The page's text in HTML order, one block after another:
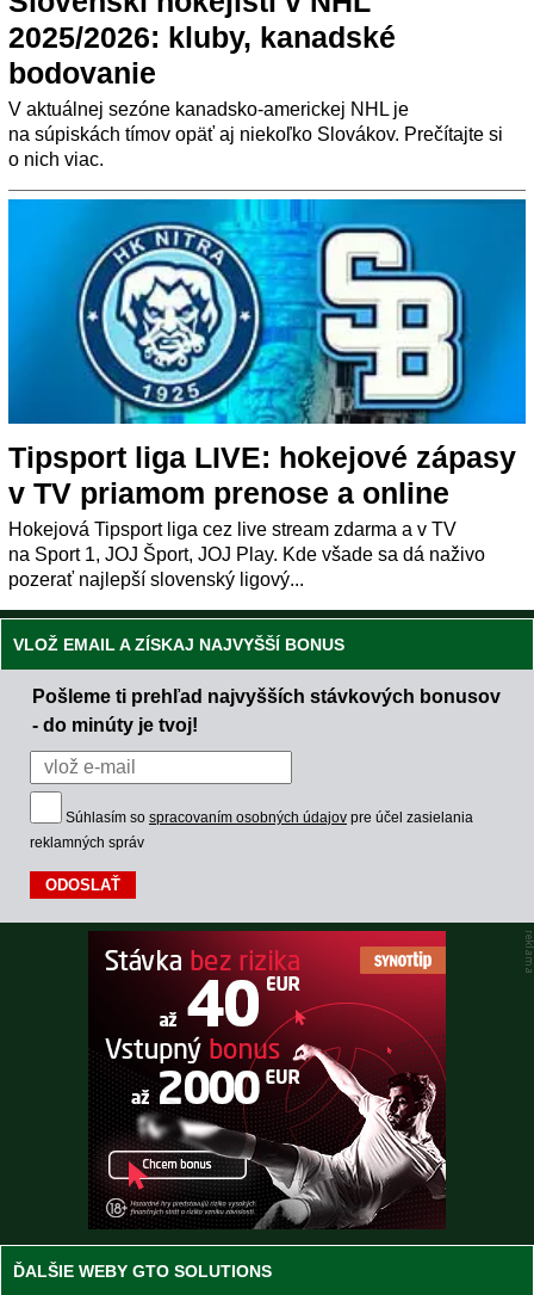
2025/2026: kluby, kanadské
bodovanie
V aktuálnej sezóne kanadsko-americkej NHL je
na súpiskách tímov opäť aj niekoľko Slovákov. Prečítajte si
o nich viac.
Tipsport liga LIVE: hokejové zápasy
v TV priamom prenose a online
Hokejová Tipsport liga cez live stream zdarma a v TV
na Sport 1, JOJ Šport, JOJ Play. Kde všade sa dá naživo
pozerať najlepší slovenský ligový...
VLOŽ EMAIL A ZÍSKAJ NAJVYŠŠÍ BONUS
Pošleme ti prehľad najvyšších stávkových bonusov
- do minúty je tvoj!
Súhlasím so spracovaním osobných údajov pre účel zasielania
reklamných správ
ĎALŠIE WEBY GTO SOLUTIONS